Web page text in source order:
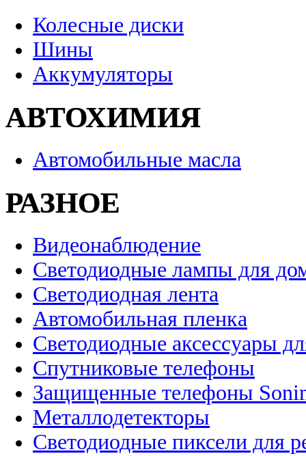
Колесные диски
Шины
Аккумуляторы
АВТОХИМИЯ
Автомобильные масла
РАЗНОЕ
Видеонаблюдение
Светодиодные лампы для
Светодиодная лента
Автомобильная пленка
Светодиодные аксессуары
Спутниковые телефоны
Защищенные телефоны
Металлодетекторы
Светодиодные пиксели для